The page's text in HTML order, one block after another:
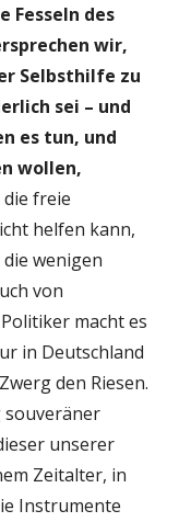
Fesseln des
wir,
Selbsthilfe zu
sei – und
es tun, und
wollen,
freie
helfen kann,
wenigen
von
macht es
in Deutschland
den Riesen.
souveräner
unserer
Zeitalter, in
Instrumente